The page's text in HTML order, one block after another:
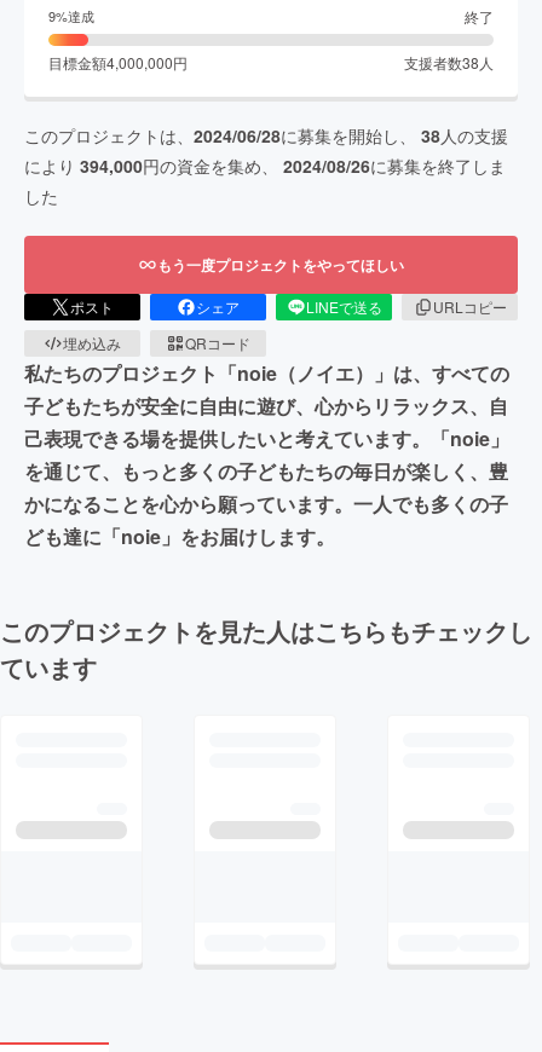
9%達成 終了
目標金額4,000,000円 支援者数38 人
このプロジェクトは、 2024/06/28に募集を開始し、 38人の支援
により 394,000円の資金を集め、 2024/08/26に募集を終了しま
した
もう一度プロジェクトをやってほしい
ポスト シェア LINEで送る
URLコピー
埋め込み
QRコード
私たちのプロジェクト「noie（ノイエ）」は、すべての
子どもたちが安全に自由に遊び、心からリラックス、自
己表現できる場を提供したいと考えています。「noie」
を通じて、もっと多くの子どもたちの毎日が楽しく、豊
かになることを心から願っています。一人でも多くの子
ども達に「noie」をお届けします。
このプロジェクトを見た人はこちらもチェックし
ています